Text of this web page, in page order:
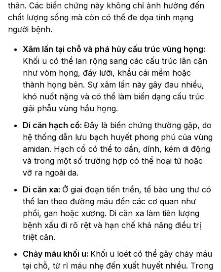
thân. Các biến chứng này không chỉ ảnh hưởng đến
chất lượng sống mà còn có thể đe dọa tính mạng
người bệnh.
Xâm lấn tại chỗ và phá hủy cấu trúc vùng họng:
Khối u có thể lan rộng sang các cấu trúc lân cận
như vòm họng, đáy lưỡi, khẩu cái mềm hoặc
thành họng bên. Sự xâm lấn này gây đau nhiều,
khó nuốt nặng và có thể làm biến dạng cấu trúc
giải phẫu vùng hầu họng.
Di căn hạch cổ: Đây là biến chứng thường gặp, do
hệ thống dẫn lưu bạch huyết phong phú của vùng
amidan. Hạch cổ có thể to dần, dính, kém di động
và trong một số trường hợp có thể hoại tử hoặc
vỡ ra ngoài da.
Di căn xa: Ở giai đoạn tiến triển, tế bào ung thư có
thể lan theo đường máu đến các cơ quan như
phổi, gan hoặc xương. Di căn xa làm tiên lượng
bệnh xấu đi rõ rệt và hạn chế khả năng điều trị
triệt căn.
Chảy máu khối u: Khối u loét có thể gây chảy máu
tại chỗ, từ rỉ máu nhẹ đến xuất huyết nhiều. Trong